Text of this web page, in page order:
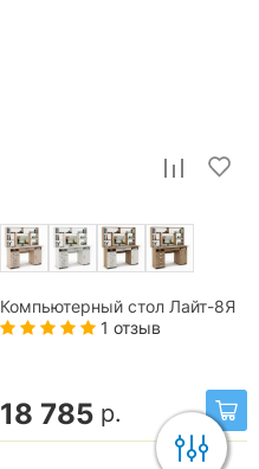
Компьютерный стол Лайт-8Я
1 отзыв
18 785 р.